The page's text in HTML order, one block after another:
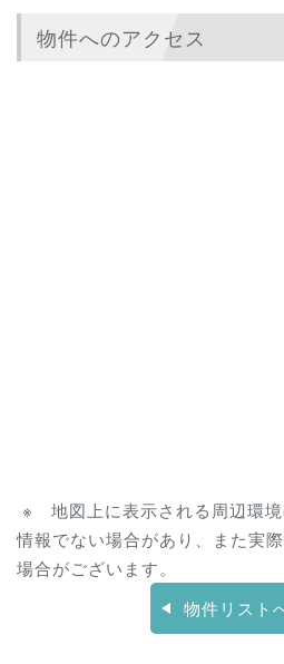
物件へのアクセス
※ 地図上に表示される周辺環
情報でない場合があり、また実
場合がございます。
物件リスト